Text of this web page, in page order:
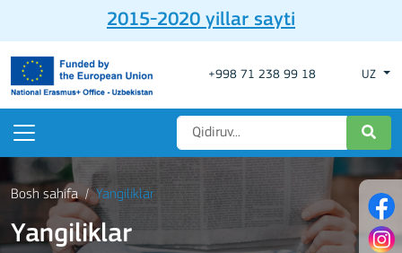
2015-2020 yillar sayti
+998 71 238 99 18 UZ
Bosh sahifa Yangiliklar
Yangiliklar